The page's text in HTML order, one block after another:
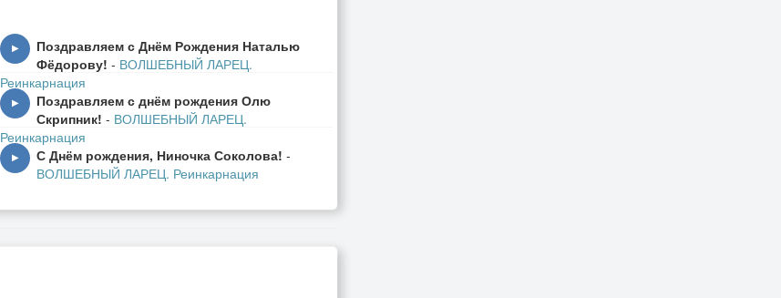
▶
Поздравляем с Днём Рождения Наталью
Фёдорову! - ВОЛШЕБНЫЙ ЛАРЕЦ.
Реинкарнация
▶
Поздравляем с днём рождения Олю
Скрипник! - ВОЛШЕБНЫЙ ЛАРЕЦ.
Реинкарнация
▶ С Днём рождения, Ниночка Соколова! -
ВОЛШЕБНЫЙ ЛАРЕЦ. Реинкарнация